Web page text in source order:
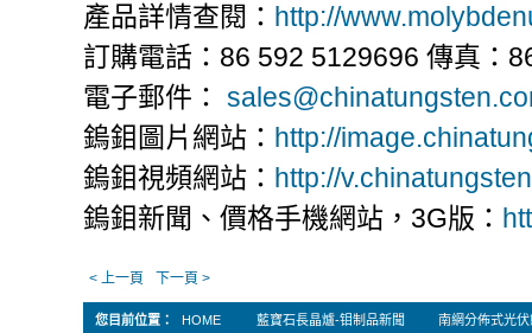
產品詳情查閱： http://
訂購電話：86 592 5129696 傳真：
電子郵件：
鎢鉬圖片網站： http://
鎢鉬視頻網站： http://
鎢鉬新聞、價格手機網站，3G版：
< 上一頁 下一頁 >
您目前位置： HOME 藍寶石長晶爐-钼制品新聞 南網分佈式光